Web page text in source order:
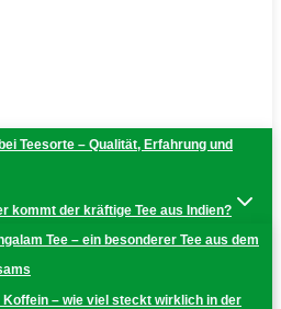
Teesorte – Qualität, Erfahrung und
kommt der kräftige Tee aus Indien?
Tee – ein besonderer Tee aus dem
Koffein – wie viel steckt wirklich in der